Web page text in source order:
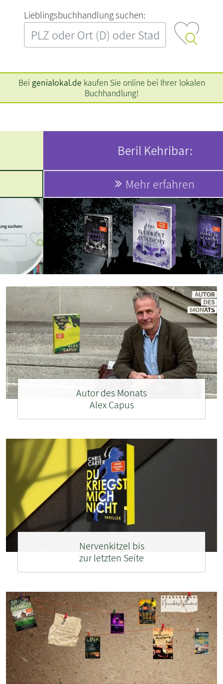
L‍i‍e‍b‍l‍i‍n‍g‍s‍b‍u‍c‍h‍h‍a‍n‍d‍l‍u‍n‍g‍ ‍s‍u‍c‍h‍e‍n‍:‍
Bei genialokal.de kaufen Sie online bei Ihrer lokalen
Buchhandlung!
Beril Kehribar:
Mehr erfahren
Autor des Monats
Alex Capus
Nervenkitzel bis
zur letzten Seite